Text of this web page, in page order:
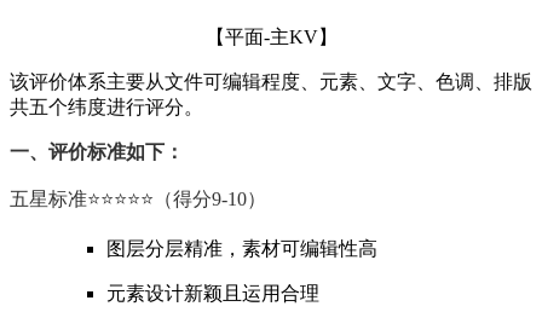
【平面-主KV】
该评价体系主要从文件可编辑程度、元素、文字、色调、排版
共五个纬度进行评分。
一、评价标准如下：
五星标准⭐️⭐️⭐️⭐️⭐️ （得分9-10）
图层分层精准，素材可编辑性高
元素设计新颖且运用合理